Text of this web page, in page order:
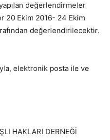
değerlendirmeler
20 Ekim 2016- 24 Ekim
değerlendirilecektir.
elektronik posta ile ve
HAKLARI DERNEĞİ